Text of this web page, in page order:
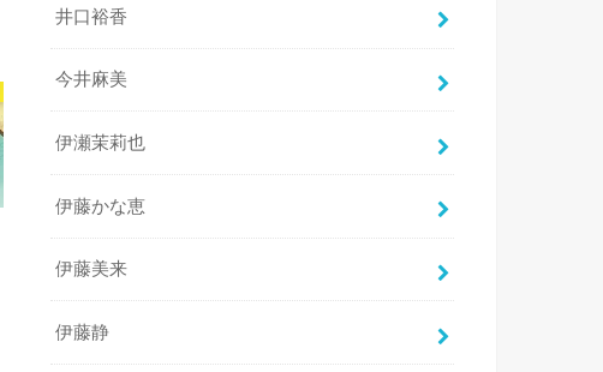
井口裕香
今井麻美
伊瀬茉莉也
伊藤かな恵
伊藤美来
伊藤静